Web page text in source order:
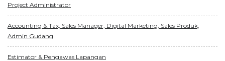
Project Administrator
Accounting & Tax, Sales Manager, Digital Marketing, Sales Produk,
Admin Gudang
Estimator & Pengawas Lapangan